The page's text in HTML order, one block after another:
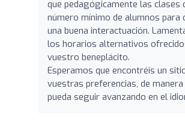
que pedagógicamente las clases
número mínimo de alumnos para
una buena interactuación.
los horarios alternativos
vuestro beneplácito.
Esperamos que encontréis un
vuestras preferencias, de
pueda seguir avanzando en el